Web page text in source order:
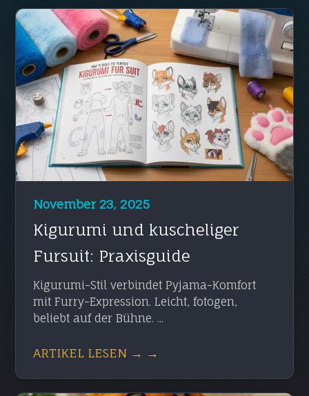
November 23, 2025
Kigurumi und kuscheliger
Fursuit: Praxisguide
Kigurumi-Stil verbindet Pyjama-Komfort
mit Furry-Expression. Leicht, fotogen,
beliebt auf der Bühne. ...
ARTIKEL LESEN → →